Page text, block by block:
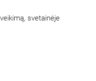
svetainėje